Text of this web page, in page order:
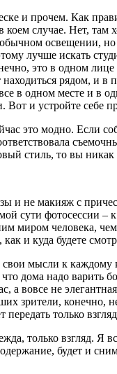
и прочем. Как
коем случае. Нет,
освещении,
лучше искать
это в одном
рядом, и
в одном месте и в
Вот и устройте себе
это модно. Если
стиль, то вы никак
и не макияж с
сути фотосессии
миром человека,
и куда будете
мысли к каждому
дома надо
а вовсе не
зрители, конечно,
только
только взгляд. Я
будет и